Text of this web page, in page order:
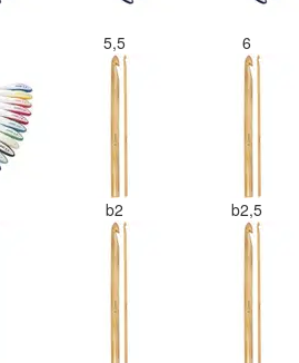
5,5 6
b2 b2,5